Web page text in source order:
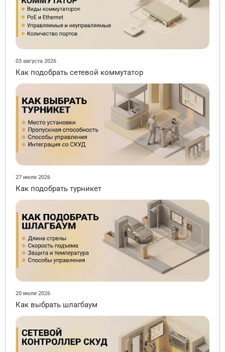
03 августа 2026
Как подобрать сетевой коммутатор
27 июля 2026
Как подобрать турникет
20 июля 2026
Как выбрать шлагбаум